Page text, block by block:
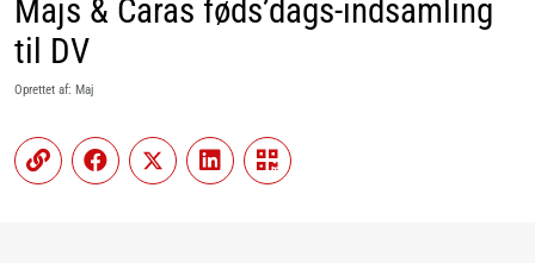
Majs & Caras føds’dags-indsamling
til DV
Oprettet af: Maj